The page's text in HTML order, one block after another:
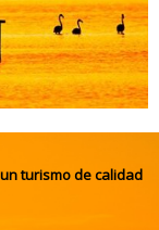
turismo de calidad